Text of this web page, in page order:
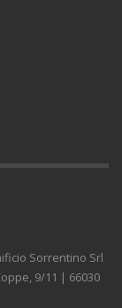
Sorrentino Srl
9/11 | 66030